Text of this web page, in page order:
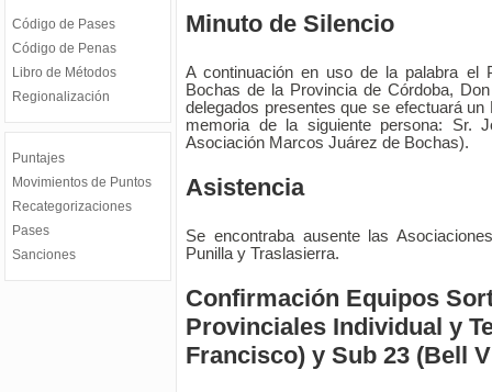
Código de Pases
Código de Penas
Libro de Métodos
Regionalización
Puntajes
Movimientos de Puntos
Recategorizaciones
Pases
Sanciones
Minuto de Silencio
A continuación en uso de la palabra el
Bochas de la Provincia de Córdoba,
delegados presentes que se efectuará
memoria de la siguiente persona: Sr.
Asociación Marcos Juárez de Bochas).
Asistencia
Se encontraba ausente las
Punilla y Traslasierra.
Confirmación Equipos
Provinciales Individual y
Francisco) y Sub 23 (Bell